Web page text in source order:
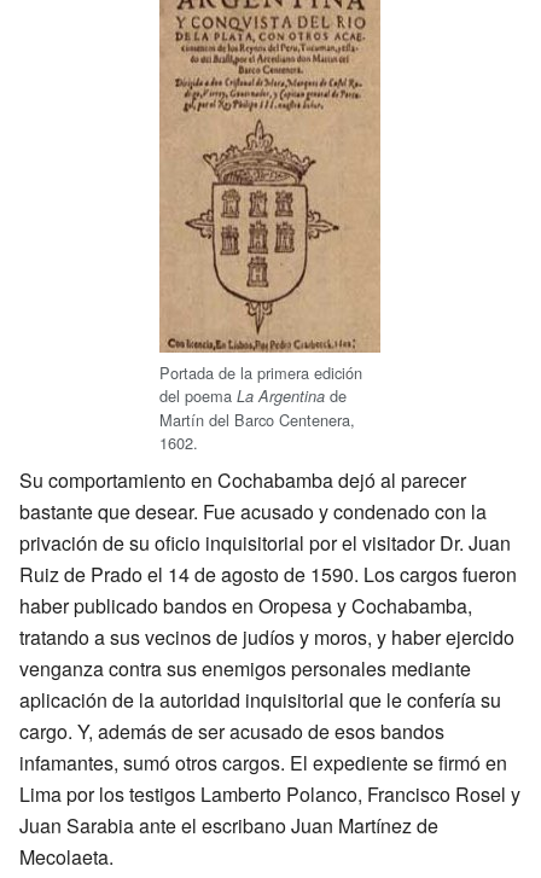
Portada de la primera edición
del poema La Argentinade
Martín del Barco Centenera,
1602.
Su comportamiento en Cochabamba dejó al parecer
bastante que desear. Fue acusado y condenado con la
privación de su oficio inquisitorial por el visitador Dr. Juan
Ruiz de Prado el 14 de agosto de 1590. Los cargos fueron
haber publicado bandos en Oropesa y Cochabamba,
tratando a sus vecinos de judíos y moros, y haber ejercido
venganza contra sus enemigos personales mediante
aplicación de la autoridad inquisitorial que le confería su
cargo. Y, además de ser acusado de esos bandos
infamantes, sumó otros cargos. El expediente se firmó en
Lima por los testigos Lamberto Polanco, Francisco Rosel y
Juan Sarabia ante el escribano Juan Martínez de
Mecolaeta.